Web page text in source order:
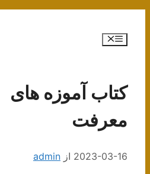
فهرست
کتاب آموزه های
معرفت
2023-03-16 از admin